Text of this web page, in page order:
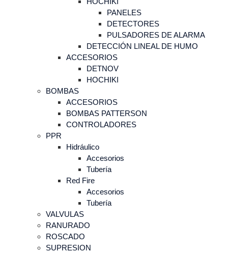
PANELES
DETECTORES
PULSADORES DE ALARMA
DETECCIÓN LINEAL DE HUMO
ACCESORIOS
DETNOV
HOCHIKI
BOMBAS
ACCESORIOS
BOMBAS PATTERSON
CONTROLADORES
PPR
Hidráulico
Accesorios
Tubería
Red Fire
Accesorios
Tubería
VALVULAS
RANURADO
ROSCADO
SUPRESION